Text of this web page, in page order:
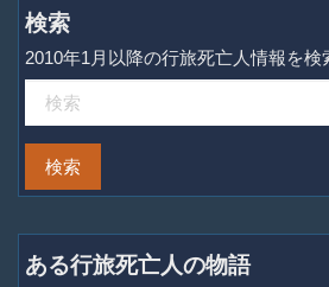
検索
2010年1月以降の行旅死亡人情報を検
ある行旅死亡人の物語